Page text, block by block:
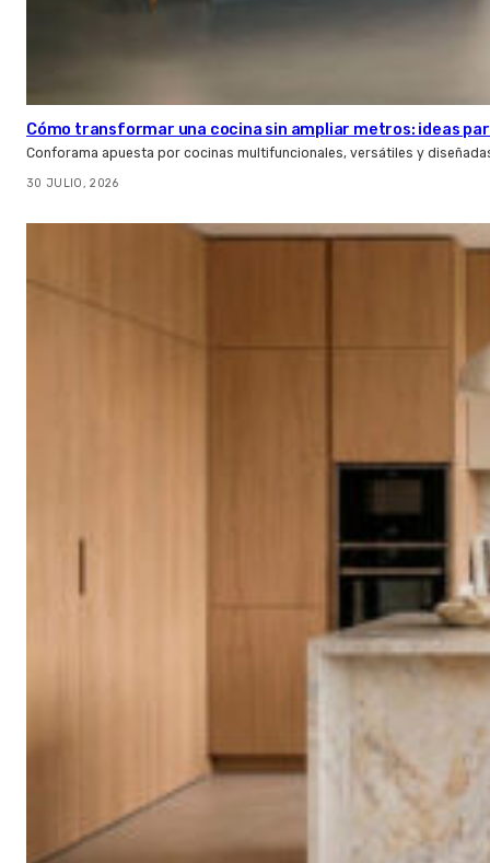
Cómo transformar una cocina sin ampliar metros: ideas
Conforama apuesta por cocinas multifuncionales, versátiles y
30 JULIO, 2026